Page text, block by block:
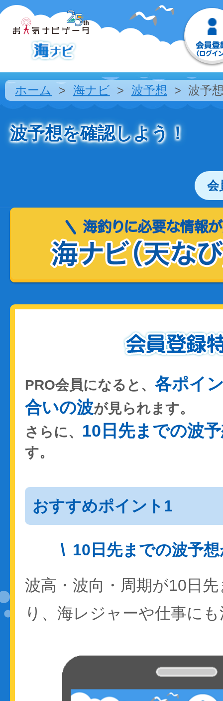
ホーム 海ナビ 波予想 波予
波予想を確認しよう！
会
PRO会員になると、 各ポイ
合いの波が見られます。
さらに、 10日先までの波
す。
おすすめポイント1
10日先までの波予
波高・波向・周期が10日
り、海レジャーや仕事に